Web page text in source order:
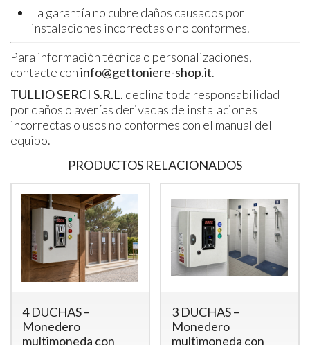
La garantía no cubre daños causados por
instalaciones incorrectas o no conformes.
Para información técnica o personalizaciones,
contacte coninfo@gettoniere-shop.it.
TULLIO SERCI S.R.L. declina toda responsabilidad
por daños o averías derivadas de instalaciones
incorrectas o usos no conformes con el manual del
equipo.
PRODUCTOS RELACIONADOS
4 DUCHAS –
Monedero
multimoneda con
3 DUCHAS –
Monedero
multimoneda con